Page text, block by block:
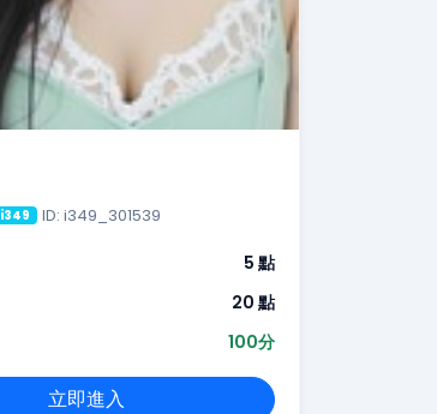
i349 ID: i349_301539
5 點
20 點
100分
立即進入